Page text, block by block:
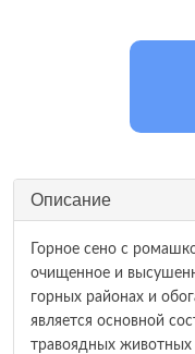
Описание
Горное сено с
очищенное и
горных районах и
является основной
травоядных животных